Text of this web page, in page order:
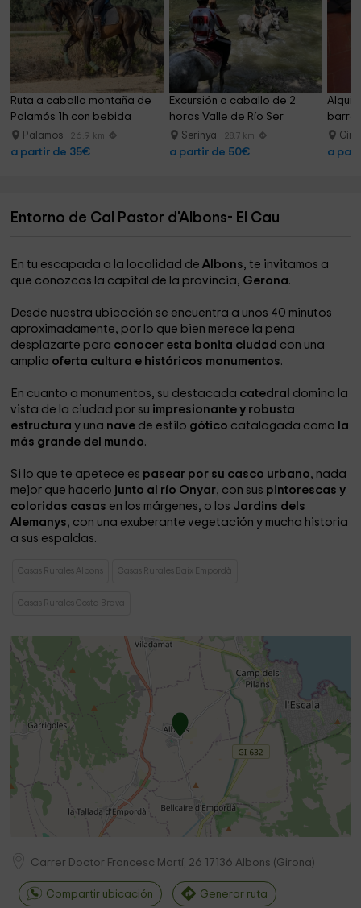
Ruta a caballo montaña de
Palamós 1h con bebida
Palamos 26.9 km
a partir de 35€
Excursión a caballo de 2
horas Valle de Río Ser
Serinya 28.7 km
a partir de 50€ a
Entorno de Cal Pastor d'Albons- El Cau
En tu escapada a la localidad deAlbons, te invitamos a
que conozcas la capital de la provincia, Gerona.
Desde nuestra ubicación se encuentra a unos 40 minutos
aproximadamente, por lo que bien merece la pena
desplazarte para conocer esta bonita ciudad con una
amplia oferta cultura e históricos monumentos.
En cuanto a monumentos, su destacada catedral domina la
vista de la ciudad por su impresionante y robusta
estructura y una nave de estilo gótico catalogada como la
más grande del mundo.
Si lo que te apetece es pasear por su casco urbano, nada
mejor que hacerlo junto al río Onyar, con sus pintorescas y
coloridas casas en los márgenes, o los Jardins dels
Alemanys, con una exuberante vegetación y mucha historia
a sus espaldas.
Casas Rurales Albons Casas Rurales Baix Empordà
Casas Rurales Costa Brava
Carrer Doctor Francesc Martí, 26 17136 Albons (Girona)
Compartir ubicación Generar ruta